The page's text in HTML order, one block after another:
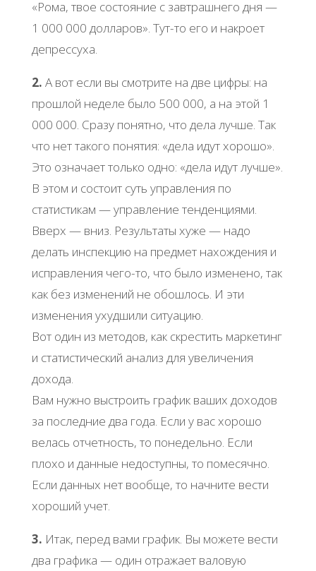
«Рома, твое состояние с завтрашнего дня —
1 000 000 долларов». Тут-то его и накроет
депрессуха.
2. А вот если вы смотрите на две цифры: на
прошлой неделе было 500 000, а на этой 1
000 000. Сразу понятно, что дела лучше. Так
что нет такого понятия: «дела идут хорошо».
Это означает только одно: «дела идут лучше».
В этом и состоит суть управления по
статистикам — управление тенденциями.
Вверх — вниз. Результаты хуже — надо
делать инспекцию на предмет нахождения и
исправления чего-то, что было изменено, так
как без изменений не обошлось. И эти
изменения ухудшили ситуацию.
Вот один из методов, как скрестить маркетинг
и статистический анализ для увеличения
дохода.
Вам нужно выстроить график ваших доходов
за последние два года. Если у вас хорошо
велась отчетность, то понедельно. Если
плохо и данные недоступны, то помесячно.
Если данных нет вообще, то начните вести
хороший учет.
3. Итак, перед вами график. Вы можете вести
два графика — один отражает валовую